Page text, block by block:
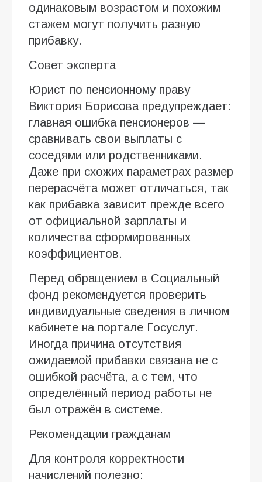
одинаковым возрастом и похожим
стажем могут получить разную
прибавку.
Совет эксперта
Юрист по пенсионному праву
Виктория Борисова предупреждает:
главная ошибка пенсионеров —
сравнивать свои выплаты с
соседями или родственниками.
Даже при схожих параметрах размер
перерасчёта может отличаться, так
как прибавка зависит прежде всего
от официальной зарплаты и
количества сформированных
коэффициентов.
Перед обращением в Социальный
фонд рекомендуется проверить
индивидуальные сведения в личном
кабинете на портале Госуслуг.
Иногда причина отсутствия
ожидаемой прибавки связана не с
ошибкой расчёта, а с тем, что
определённый период работы не
был отражён в системе.
Рекомендации гражданам
Для контроля корректности
начислений полезно: